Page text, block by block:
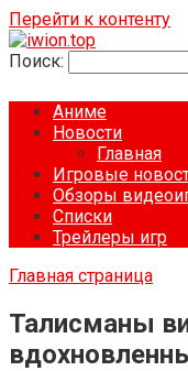
Перейти к контенту
Поиск:
Аниме
Новости
Главная
Игровые
Обзоры
Списки
Трейлеры игр
Главная страница
Талисманы